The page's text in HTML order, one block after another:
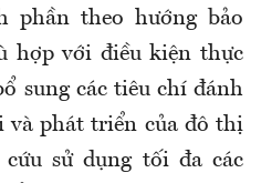
phần theo hướng bảo
hợp với điều kiện thực
sung các tiêu chí đánh
và phát triển của đô thị
sử dụng tối đa các